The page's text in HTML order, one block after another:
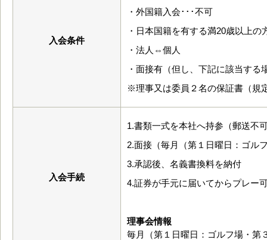
入会条件
・外国籍入会･･･不可
・日本国籍を有する満20歳以上の
・法人⇔個人
・面接有（但し、下記に該当す
※理事又は委員２名の保証書（規
入会手続
1.書類一式を本社へ持参（郵送不
2.面接（毎月（第１日曜日：ゴル
3.承認後、名義書換料を納付
4.証券が手元に届いてからプレー
理事会情報
毎月（第１日曜日：ゴルフ場・第